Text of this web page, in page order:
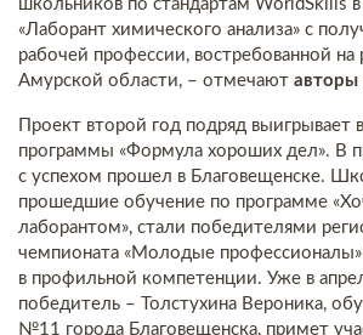
школьников по стандартам WorldSkills
«Лаборант химического анализа» с
рабочей профессии, востребованной на
Амурской области, – отмечают
Проект второй год подряд выигрывает
программы «Формула хороших дел». В
с успехом прошел в Благовещенске.
прошедшие обучение по программе
лаборантом», стали победителями
чемпионата «Молодые
в профильной компетенции. Уже в
победитель – Толстухина Вероника,
№11 города Благовещенска, примет